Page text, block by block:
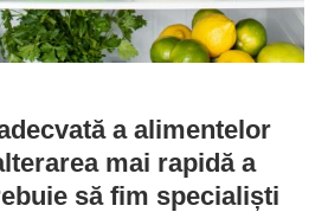
a alimentelor
mai rapidă a
să fim specialiști